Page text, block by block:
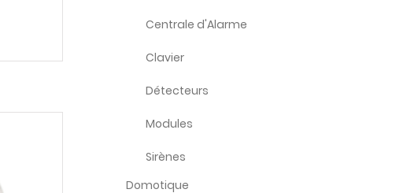
Centrale d'Alarme
Clavier
Détecteurs
Modules
Sirènes
Domotique